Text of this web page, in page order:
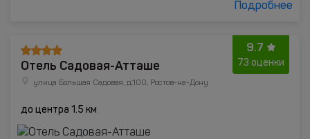
Подробнее
9.7
73 оценки
Отель Садовая-Атташе
улица Большая Садовая, д.100, Ростов-на-Дону
до центра 1.5 км